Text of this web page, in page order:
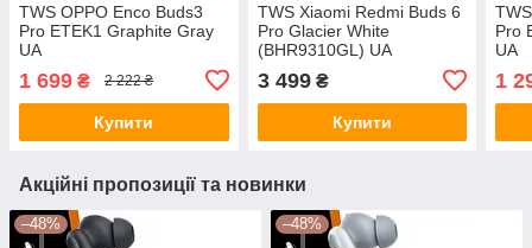
TWS OPPO Enco Buds3
Pro ETEK1 Graphite Gray
UA
1 699 ₴ 2 222 ₴
Купити
TWS Xiaomi Redmi Buds 6
Pro Glacier White
(BHR9310GL) UA
3 499₴
Купити
Pro
UA
1
Акційні пропозиції та новинки
–48% –48%